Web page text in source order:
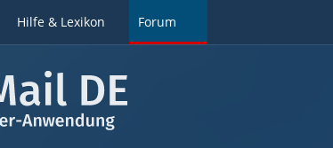
Hilfe & Lexikon Forum